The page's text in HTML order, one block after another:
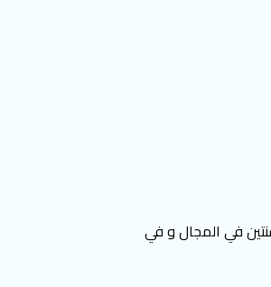
في المجال و في